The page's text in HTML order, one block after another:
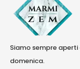
Siamo sempre
domenica.